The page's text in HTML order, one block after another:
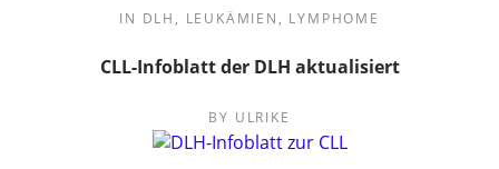
IN DLH , LEUKÄMIEN , LYMPHOME
CLL-Infoblatt der DLH aktualisiert
BY ULRIKE